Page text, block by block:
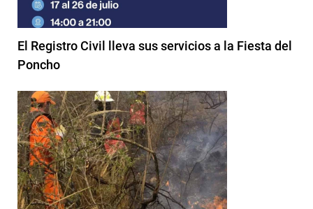
El Registro Civil lleva sus servicios a la Fiesta del
Poncho